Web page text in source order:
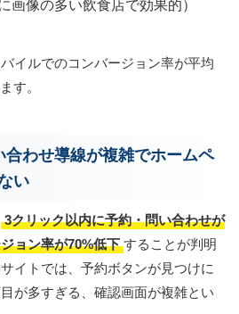
画像の多い飲食店で効果的）
イルでのコンバージョン率が平均
す。
合わせ導線が複雑でホームペ
い
3クリック以内に予約・問い合わせが
ョン率が70%低下 することが判明
イトでは、予約ボタンが見つけに
が多すぎる、確認画面が複雑とい